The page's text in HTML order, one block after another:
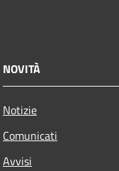
NOVITÀ
Notizie
Comunicati
Avvisi